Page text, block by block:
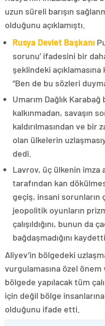
uzun süreli barışın
olduğunu açıklamıştı.
Rusya Devlet Başkanı
sorunu’ ifadesini bir
şeklindeki açıklamasına
“Ben de bu sözleri
Umarım Dağlık
kalkınmadan, savaşın
kaldırılmasından ve
olan ülkelerin
dedi.
Lavrov, üç ülkenin imza
tarafından kan
geçiş, insani sorunların
jeopolitik oyunların
çalışıldığını, bunun da
bağdaşmadığını kaydetti.
Aliyev’in bölgedeki
vurgulamasına özel
bölgede yapılacak tüm
için değil bölge
olduğunu ifade etti.